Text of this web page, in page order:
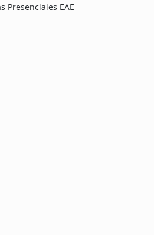
Presenciales EAE